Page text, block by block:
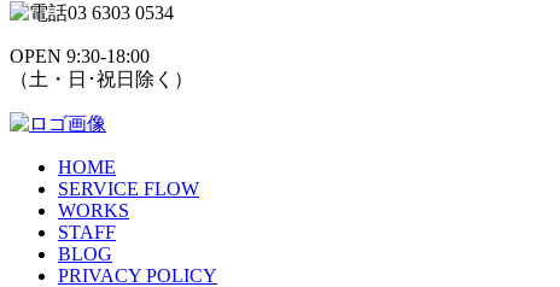
03 6303 0534
OPEN 9:30-18:00
（土・日･祝日除く）
HOME
SERVICE FLOW
WORKS
STAFF
BLOG
PRIVACY POLICY